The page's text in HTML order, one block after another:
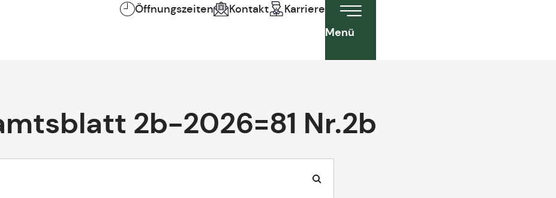
Öffnungszeiten Kontakt Karriere
Menü
2b-2026=81 Nr.2b